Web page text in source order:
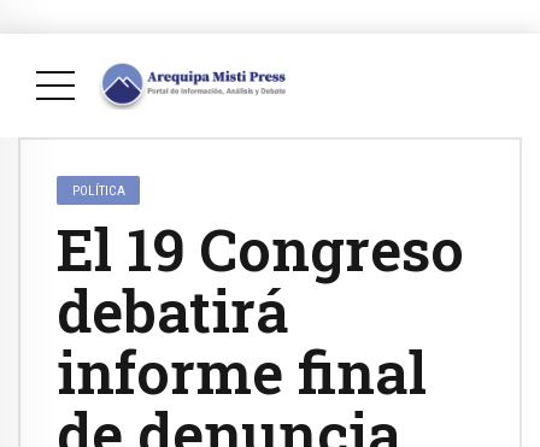
POLÍTICA
El 19 Congreso
debatirá
informe final